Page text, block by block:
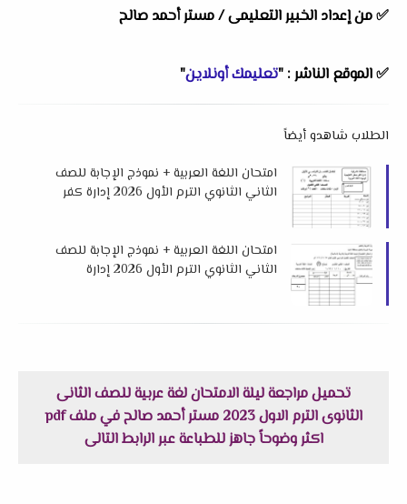
✅ من إعداد الخبير التعليمى /مستر أحمد صالح
✅ الموقع الناشر : "تعليمك أونلاين"
الطلاب شاهدو أيضاً
امتحان اللغة العربية + نموذج الإجابة للصف
الثاني الثانوي الترم الأول 2026 إدارة كفر
امتحان اللغة العربية + نموذج الإجابة للصف
الثاني الثانوي الترم الأول 2026 إدارة
تحميل مراجعة ليلة الامتحان لغة عربية للصف الثانى
الثانوى الترم الاول 2023 مستر أحمد صالح في ملف pdf
اكثر وضوحاً جاهز للطباعة عبر الرابط التالى